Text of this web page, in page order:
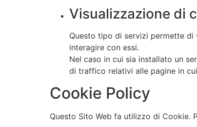
Visualizzazione di
Questo tipo di servizi permette
interagire con essi.
Nel caso in cui sia installato un
di traffico relativi alle pagine in
Cookie Policy
Questo Sito Web fa utilizzo di Cookie.